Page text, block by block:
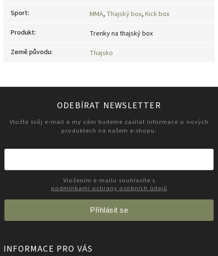
Sport: MMA, Thajský box, Kick box
Produkt:
Trenky na thajský box
Země původu: Thajsko
ODEBÍRAT NEWSLETTER
Vložte svůj e-mail a my vám budeme zasílat informace o nových
produktech na našem e-shopu.
podmínkami ochrany osobních údajů
Přihlásit se
INFORMACE PRO VÁS